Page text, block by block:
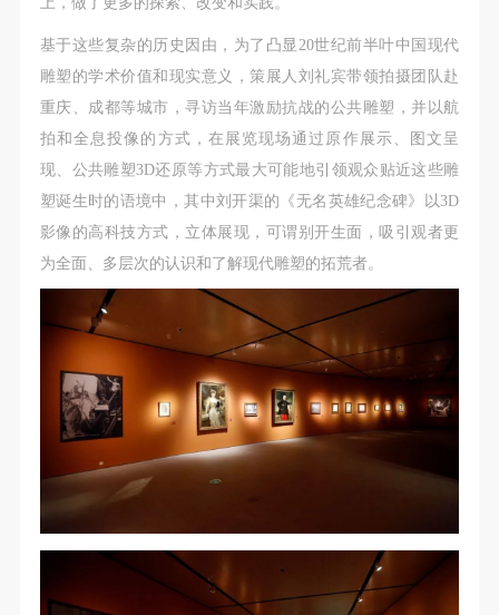
基于这些复杂的历史因由，为了凸显20世纪前半叶中国现代
雕塑的学术价值和现实意义，策展人刘礼宾带领拍摄团队赴
重庆、成都等城市，寻访当年激励抗战的公共雕塑，并以航
拍和全息投像的方式，在展览现场通过原作展示、图文呈
现、公共雕塑3D还原等方式最大可能地引领观众贴近这些雕
塑诞生时的语境中，其中刘开渠的《无名英雄纪念碑》以3D
影像的高科技方式，立体展现，可谓别开生面，吸引观者更
为全面、多层次的认识和了解现代雕塑的拓荒者。
手机号码
发送验证码
手机号码将作为您的登录账号
验证码
登录
可使用雅昌艺术网会员账户登录